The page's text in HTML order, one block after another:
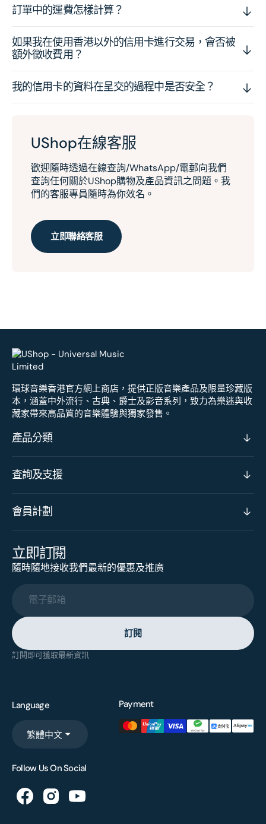
訂單中的運費怎樣計算？
如果我在使用香港以外的信用卡進行交易，會否被
額外徵收費用？
我的信用卡的資料在呈交的過程中是否安全？
UShop在線客服
歡迎隨時透過在線查詢/WhatsApp/電郵向我們
查詢任何關於UShop購物及產品資訊之問題。我
們的客服專員隨時為你效名。
立即聯絡客服
環球音樂香港官方網上商店，提供正版音樂產品及限量珍藏版
本，涵蓋中外流行、古典、爵士及影音系列，致力為樂迷與收
藏家帶來高品質的音樂體驗與獨家發售。
產品分類
查詢及支援
會員計劃
立即訂閱
隨時隨地接收我們最新的優惠及推廣
電子郵箱
訂閱
訂閱即可獲取最新資訊
Language
繁體中文
Payment
Follow Us On Social